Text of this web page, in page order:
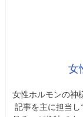
女
女性ホルモンの神
記事を主に担当